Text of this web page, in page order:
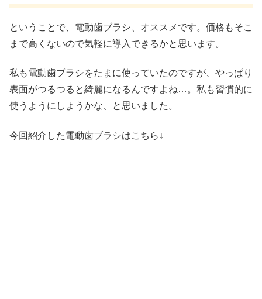
ということで、電動歯ブラシ、オススメです。価格もそこ
まで高くないので気軽に導入できるかと思います。
私も電動歯ブラシをたまに使っていたのですが、やっぱり
表面がつるつると綺麗になるんですよね…。私も習慣的に
使うようにしようかな、と思いました。
今回紹介した電動歯ブラシはこちら↓